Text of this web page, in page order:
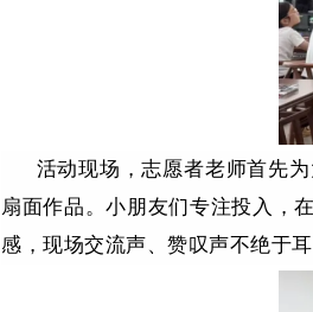
活动现场，志愿者老师首先
扇面作品。小朋友们专注投入，
感，现场交流声、赞叹声不绝于